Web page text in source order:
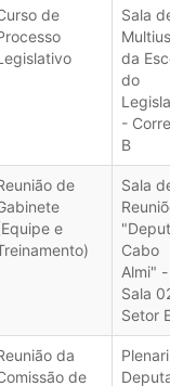
de
Sala
da
do
-
B
de
e
Sala
Cabo
Almi" -
Sala
Setor
da
de